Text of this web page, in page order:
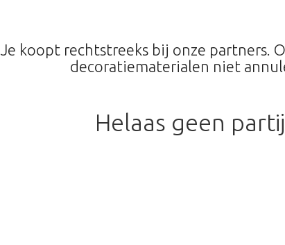
Je koopt rechtstreeks bij onze partners.
decoratiematerialen niet
Helaas geen